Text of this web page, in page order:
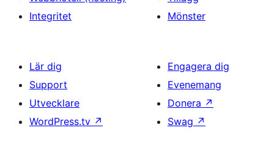
Integritet
Mönster
Lär dig
Support
Utvecklare
WordPress.tv ↗
Engagera dig
Evenemang
Donera ↗
Swag ↗